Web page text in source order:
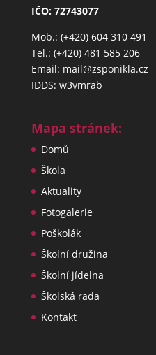
IČO: 72743077
Mob.: (+420) 604 310 491
Tel.: (+420) 481 585 206
Email: mail@zsponikla.cz
IDDS: w3vmrab
Mapa stránek:
Domů
Škola
Aktuality
Fotogalerie
Poškolák
Školní družina
Školní jídelna
Školská rada
Kontakt